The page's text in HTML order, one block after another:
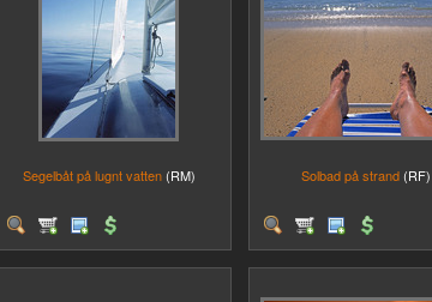
Segelbåt på lugnt vatten (RM) Solbad på strand (RF)